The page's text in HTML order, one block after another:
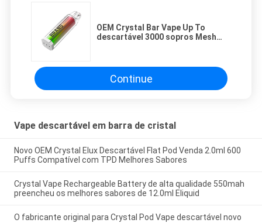
OEM Crystal Bar Vape Up To
descartável 3000 sopros Mesh
Continue
Vape descartável em barra de cristal
Novo OEM Crystal Elux Descartável Flat Pod Venda 2.0ml 600
Puffs Compatível com TPD Melhores Sabores
Crystal Vape Rechargeable Battery de alta qualidade 550mah
preencheu os melhores sabores de 12.0ml Eliquid
O fabricante original para Crystal Pod Vape descartável novo